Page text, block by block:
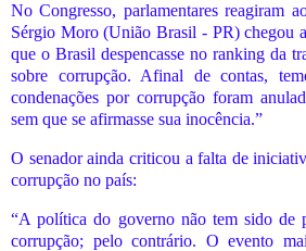
No Congresso, parlamentares reagiram
Sérgio Moro (União Brasil - PR) chegou
que o Brasil despencasse no ranking da
sobre corrupção. Afinal de contas,
condenações por corrupção foram
sem que se afirmasse sua inocência.”
O senador ainda criticou a falta de
corrupção no país:
“A política do governo não tem sido de
corrupção; pelo contrário. O evento